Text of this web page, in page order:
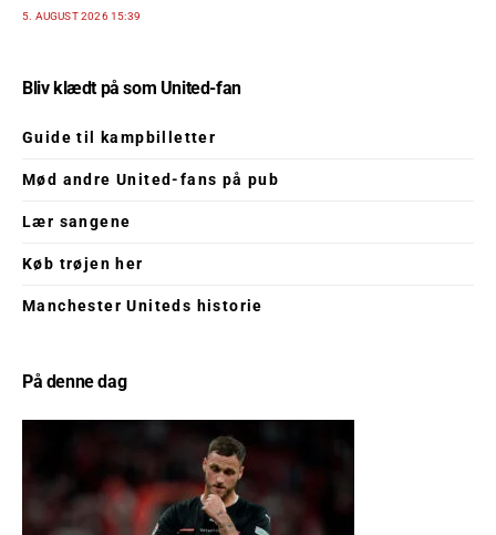
5. AUGUST 2026 15:39
Bliv klædt på som United-fan
Guide til kampbilletter
Mød andre United-fans på pub
Lær sangene
Køb trøjen her
Manchester Uniteds historie
På denne dag